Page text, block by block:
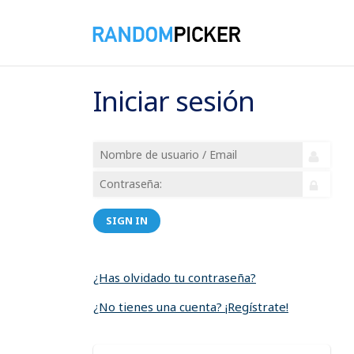
Iniciar sesión
SIGN IN
¿Has olvidado tu contraseña?
¿No tienes una cuenta? ¡Regístrate!